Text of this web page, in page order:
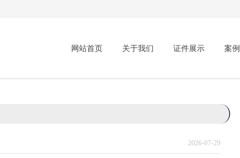
网站首页 关于我们 证件展示 案
2026-07-29